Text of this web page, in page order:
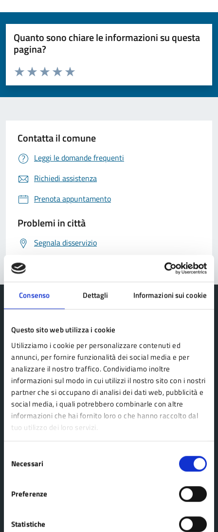
Consenso Dettagli Informazioni sui cookie
Questo sito web utilizza i cookie
Utilizziamo i cookie per personalizzare contenuti ed
annunci, per fornire funzionalità dei social media e per
analizzare il nostro traffico. Condividiamo inoltre
informazioni sul modo in cui utilizzi il nostro sito con i nostri
partner che si occupano di analisi dei dati web, pubblicità e
social media, i quali potrebbero combinarle con altre
informazioni che hai fornito loro o che hanno raccolto dal
tuo utilizzo dei loro servizi.
delNecessari
Preferenze
Statistiche
Quanto sono chiare le informazioni su questa
pagina?
Valuta da 1 a 5 stelle la pagina
Valuta 5 stelle su 5
Valuta 4 stelle su 5
Valuta 3 stelle su 5
Valuta 2 stelle su 5
Valuta 1 stelle su 5
Contatta il comune
Leggi le domande frequenti
Richiedi assistenza
Prenota appuntamento
Problemi in città
Segnala disservizio
Comune Lama Mocogno
AMMINISTRAZIONE
Organi di governo
Aree amministrative
Uffici
Personale amministrativo
CATEGORIE DI SERVIZIO